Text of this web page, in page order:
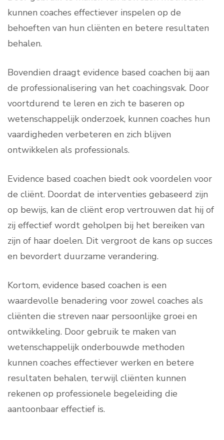
kunnen coaches effectiever inspelen op de
behoeften van hun cliënten en betere resultaten
behalen.
Bovendien draagt evidence based coachen bij aan
de professionalisering van het coachingsvak. Door
voortdurend te leren en zich te baseren op
wetenschappelijk onderzoek, kunnen coaches hun
vaardigheden verbeteren en zich blijven
ontwikkelen als professionals.
Evidence based coachen biedt ook voordelen voor
de cliënt. Doordat de interventies gebaseerd zijn
op bewijs, kan de cliënt erop vertrouwen dat hij of
zij effectief wordt geholpen bij het bereiken van
zijn of haar doelen. Dit vergroot de kans op succes
en bevordert duurzame verandering.
Kortom, evidence based coachen is een
waardevolle benadering voor zowel coaches als
cliënten die streven naar persoonlijke groei en
ontwikkeling. Door gebruik te maken van
wetenschappelijk onderbouwde methoden
kunnen coaches effectiever werken en betere
resultaten behalen, terwijl cliënten kunnen
rekenen op professionele begeleiding die
aantoonbaar effectief is.